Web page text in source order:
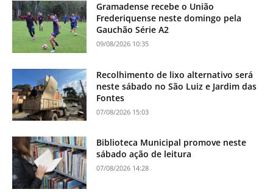
Gramadense recebe o União
Frederiquense neste domingo pela
Gauchão Série A2
09/08/2026 10:35
Recolhimento de lixo alternativo será
neste sábado no São Luiz e Jardim das
Fontes
07/08/2026 15:03
Biblioteca Municipal promove neste
sábado ação de leitura
07/08/2026 14:28